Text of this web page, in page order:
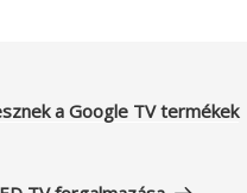
a Google TV termékek